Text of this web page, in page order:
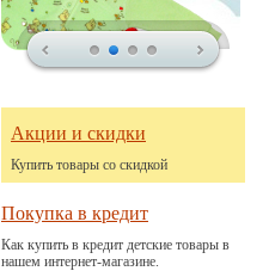
Акции и скидки
Купить товары со скидкой
Покупка в кредит
Как купить в кредит детские товары в
нашем интернет-магазине.